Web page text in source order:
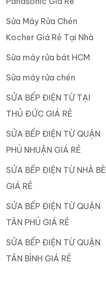
Sửa Máy Rửa Chén
Kocher Giá Rẻ Tại Nhà
Sửa máy rửa bát HCM
Sửa máy rửa chén
SỬA BẾP ĐIỆN TỪ TẠI
THỦ ĐỨC GIÁ RẺ
SỬA BẾP ĐIỆN TỪ QUẬN
PHÚ NHUẬN GIÁ RẺ
SỬA BẾP ĐIỆN TỪ NHÀ BÈ
GIÁ RẺ
SỬA BẾP ĐIỆN TỪ QUẬN
TÂN PHÚ GIÁ RẺ
SỬA BẾP ĐIỆN TỪ QUẬN
TÂN BÌNH GIÁ RẺ